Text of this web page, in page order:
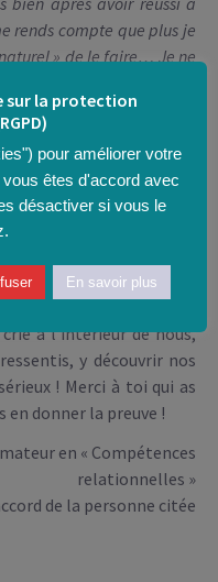
rends compte que plus je
» de le faire… Je ne
du « tri » autour de
personnes qui
je peux compter… et de
moi que par intérêt…
avec les gens que
à l’intérieur de nous,
y découvrir nos
! Merci à toi qui as
en donner la preuve !
en « Compétences
relationnelles »
de la personne citée
sur la protection
pour améliorer votre
êtes d'accord avec
désactiver si vous le
En savoir plus